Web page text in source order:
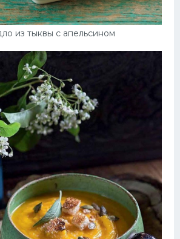
из тыквы с апельсином